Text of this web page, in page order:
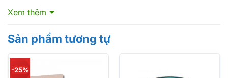
Tính năng nổi bật
chỉ cần cắm vào cổng USB, không cần dây nguồn.
Hỗ trợ Zigbee 3.0– Kết nối an toàn, ổn định với tới
128 thiết bị Zigbee.
Xem thêm
Sản phẩm tương tự
-25%